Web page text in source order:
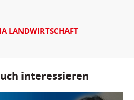
LANDWIRTSCHAFT
interessieren